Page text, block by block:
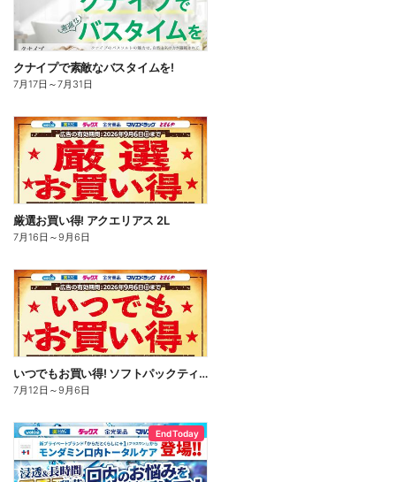
クナイプで素敵なバスタイムを!
7月17日 ～7月31日
厳選お買い得! アクエリアス 2L
7月16日 ～9月6日
いつでもお買い得! ソフトパックティッシュ
7月12日 ～9月6日
End Today